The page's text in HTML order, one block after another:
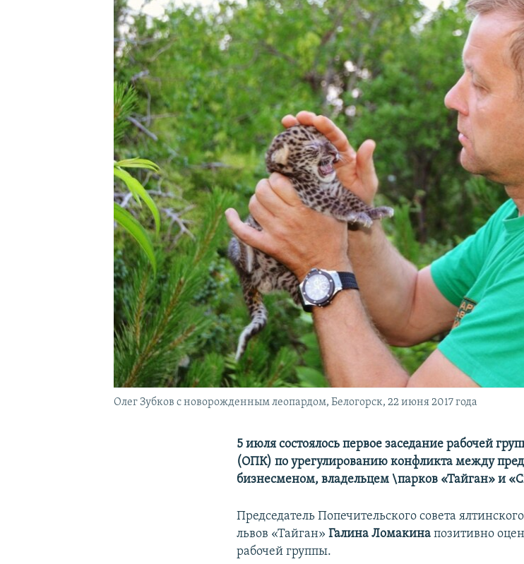
КРЫМ.НЕПОКОРЕННЫЙ
УКРАИНСКАЯ ПРОБЛЕМА КРЫМА
Олег Зубков с новорожденным леопардом, Белогорск, 22 июня 2017 года
5 июля состоялось первое заседание рабочей
(ОПК) по урегулированию конфликта между
бизнесменом, владельцем \парков «Тайган» и
Председатель Попечительского совета
львов «Тайган»Галина Ломакина ​позитивно
рабочей группы.